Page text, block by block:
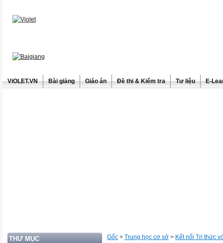
ViOLET.VN Bài giảng Giáo án Đề thi & Kiểm tra Tư liệu E-
THƯ MỤC Gốc > Trung học cơ sở > Kết nối Tri thức